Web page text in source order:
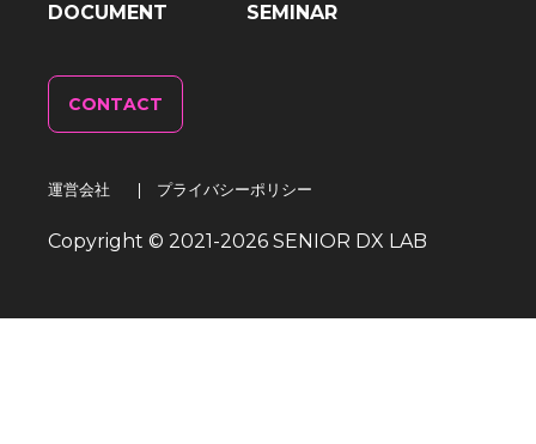
DOCUMENT
SEMINAR
CONTACT
運営会社 | プライバシーポリシー
Copyright © 2021-2026 SENIOR DX LAB